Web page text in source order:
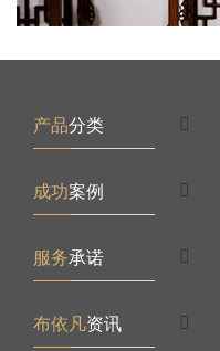
产品分类
成功案例
服务承诺
布依凡资讯